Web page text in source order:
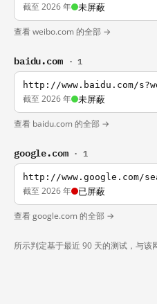
截至 2026 年 未屏蔽
查看 weibo.com 的全部 →
baidu.com · 1
http://www.baidu.com/
截至 2026 年 未屏蔽
查看 baidu.com 的全部 →
google.com · 1
http://www.google.com/
截至 2026 年 已屏蔽
查看 google.com 的全部 →
所示判定基于最近 90 天的测试，与该